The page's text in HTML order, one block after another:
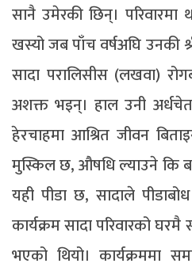
सानै उमेरकी छिन्। परिवारमा
खस्यो जब पाँच वर्षअघि उनकी
सादा परालिसीस (लखवा)
अशक्त भइन्। हाल उनी
हेरचाहमा आश्रित जीवन
मुस्किल छ, औषधि ल्याउने कि
यही पीडा छ, सादाले
कार्यक्रम सादा परिवारको घरमै
भएको थियो। कार्यक्रममा